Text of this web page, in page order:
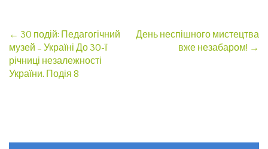
Post
navigation
← 30 подій: Педагогічний
музей – Україні До 30-ї
річниці незалежності
України. Подія 8
День неспішного мистецтва
вже незабаром! →